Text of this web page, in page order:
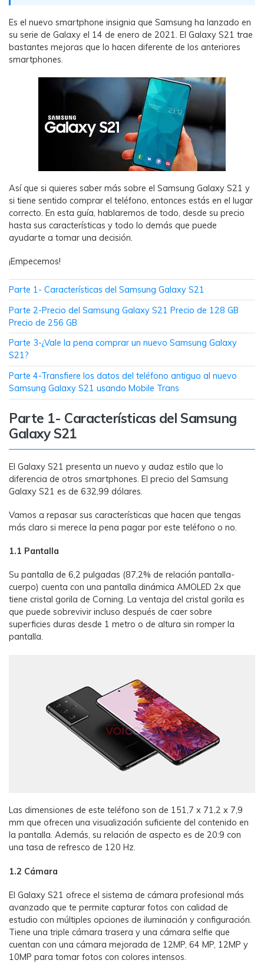
Transferencia de Datos de un
videos, SMS y otros tipos de
archivos de un teléfono a otro y a la
PC.
Mutsapper (Alias: Wutsapper)
Transfiere datos de WhatsApp y
WhatsApp Business sin restablecer los
valores de fábrica.
Transfiere datos del teléfono, de
WhatsApp y archivos entre dispositivos
iOS y Android.
Welastseen
WhatsApp.
Es el nuevo smartphone insignia que Samsung ha lanzado en
su serie de Galaxy el 14 de enero de 2021. El Galaxy S21 trae
bastantes mejoras que lo hacen diferente de los anteriores
smartphones.
Así que si quieres saber más sobre el Samsung Galaxy S21 y
si tiene sentido comprar el teléfono, entonces estás en el lugar
correcto. En esta guía, hablaremos de todo, desde su precio
hasta sus características y todo lo demás que puede
ayudarte a tomar una decisión.
¡Empecemos!
Parte 1- Características del Samsung Galaxy S21
Parte 2-Precio del Samsung Galaxy S21 Precio de 128 GB
Precio de 256 GB
Parte 3-¿Vale la pena comprar un nuevo Samsung Galaxy
S21?
Parte 4-Transfiere los datos del teléfono antiguo al nuevo
Samsung Galaxy S21 usando Mobile Trans
Parte 1- Características del Samsung
Galaxy S21
El Galaxy S21 presenta un nuevo y audaz estilo que lo
diferencia de otros smartphones. El precio del Samsung
Galaxy S21 es de 632,99 dólares.
Vamos a repasar sus características que hacen que tengas
más claro si merece la pena pagar por este teléfono o no.
1.1 Pantalla
Su pantalla de 6,2 pulgadas (87,2% de relación pantalla-
cuerpo) cuenta con una pantalla dinámica AMOLED 2x que
tiene cristal gorila de Corning. La ventaja del cristal gorila es
que puede sobrevivir incluso después de caer sobre
superficies duras desde 1 metro o de altura sin romper la
pantalla.
Las dimensiones de este teléfono son de 151,7 x 71,2 x 7,9
mm que ofrecen una visualización suficiente del contenido en
la pantalla. Además, su relación de aspecto es de 20:9 con
una tasa de refresco de 120 Hz.
1.2 Cámara
El Galaxy S21 ofrece el sistema de cámara profesional más
avanzado que te permite capturar fotos con calidad de
estudio con múltiples opciones de iluminación y configuración.
Tiene una triple cámara trasera y una cámara selfie que
cuentan con una cámara mejorada de 12MP, 64 MP, 12MP y
10MP para tomar fotos con colores intensos.